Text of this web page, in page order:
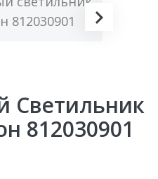
Светильник
812030901